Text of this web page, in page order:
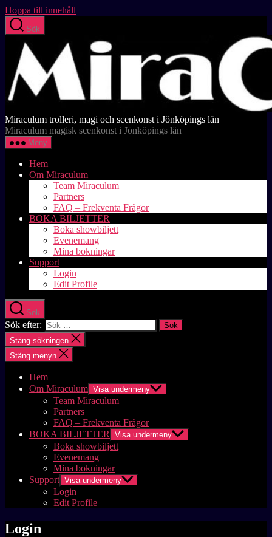
Hoppa till innehåll
Sök
Miraculum trolleri, magi och scenkonst i Jönköpings län
Miraculum magisk scenkonst i Jönköpings län
Meny
Hem
Om Miraculum
Team Miraculum
Partners
FAQ – Frekventa Frågor
BOKA BILJETTER
Boka showbiljett
Evenemang
Mina bokningar
Support
Login
Edit Profile
Sök
Sök efter:
Stäng sökningen
Stäng menyn
Hem
Om Miraculum Visa undermeny
Team Miraculum
Partners
FAQ – Frekventa Frågor
BOKA BILJETTER
Visa undermeny
Boka showbiljett
Evenemang
Mina bokningar
Support Visa undermeny
Login
Edit Profile
Login